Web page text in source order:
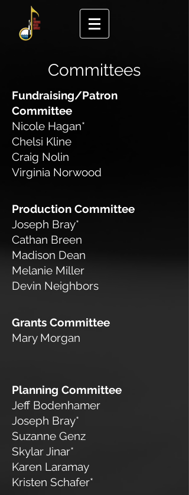
Committees
Fundraising/Patron
Committee
Nicole Hagan*
Chelsi Kline
Craig Nolin
Virginia Norwood
Production Committee
Joseph Bray*
Cathan Breen
Madison Dean
Melanie Miller
Devin Neighbors
Grants Committee
Mary Morgan
Planning Committee
Jeff Bodenhamer
Joseph Bray*
Suzanne Genz
Skylar Jinar*
Karen Laramay
Kristen Schafer*